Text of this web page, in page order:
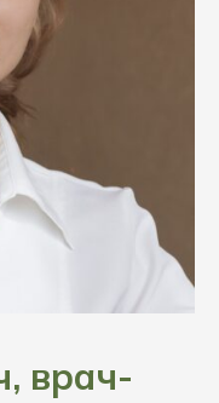
врач-